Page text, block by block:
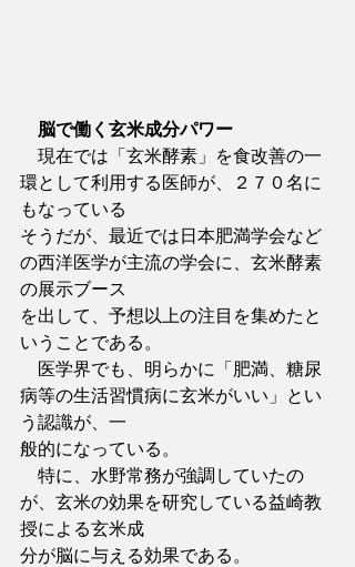
脳で働く玄米成分パワー
現在では「玄米酵素」を食改善の一
環として利用する医師が、２７０名に
もなっている
そうだが、最近では日本肥満学会など
の西洋医学が主流の学会に、玄米酵素
の展示ブース
を出して、予想以上の注目を集めたと
いうことである。
医学界でも、明らかに「肥満、糖尿
病等の生活習慣病に玄米がいい」とい
う認識が、一
般的になっている。
特に、水野常務が強調していたの
が、玄米の効果を研究している益崎教
授による玄米成
分が脳に与える効果である。